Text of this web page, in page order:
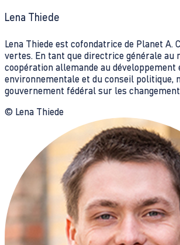
Lena Thiede
Lena Thiede est cofondatrice de Planet
vertes. En tant que directrice générale au
coopération allemande au
environnementale et du conseil politique,
gouvernement fédéral sur les
© Lena Thiede